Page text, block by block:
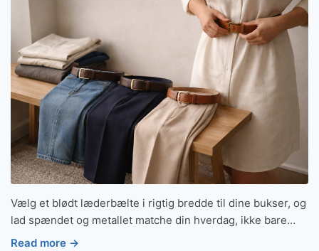
Vælg et blødt læderbælte i rigtig bredde til dine bukser, og
lad spændet og metallet matche din hverdag, ikke bare…
Read more →